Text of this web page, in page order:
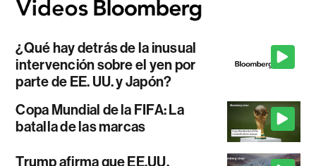
¿Qué hay detrás de la inusual
intervención sobre el yen por
parte de EE. UU. y Japón?
Copa Mundial de la FIFA: La
batalla de las marcas
Trump afirma que EE.UU.